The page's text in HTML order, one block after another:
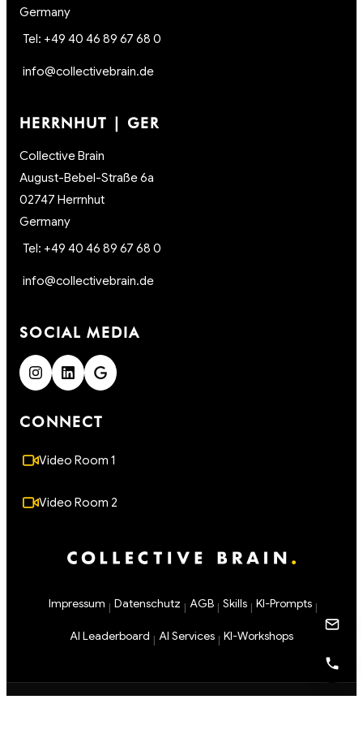
Germany
Tel: +49 40 46 89 67 68 0
info@collectivebrain.de
HERRNHUT | GER
Collective Brain
August-Bebel-Straße 6a
02747 Herrnhut
Germany
Tel: +49 40 46 89 67 68 0
info@collectivebrain.de
SOCIAL MEDIA
CONNECT
Video Room 1
Video Room 2
Impressum | Datenschutz | AGB | Skills | KI-Prompts |
AI Leaderboard | AI Services | KI-Workshops